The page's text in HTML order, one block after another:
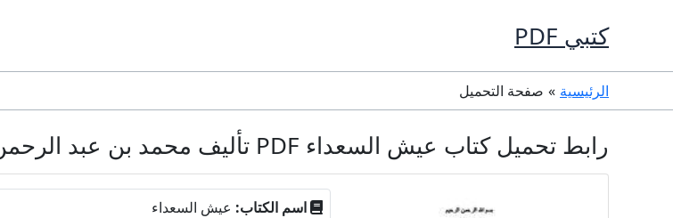
كتبي PDF
الرئيسية صفحة التحميل
رابط تحميل كتاب عيش السعداء PDF تأليف محمد بن عبد الرحمن العريفي كامل مجانا
اسم الكتاب: عيش السعداء